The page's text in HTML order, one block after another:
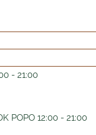
- 21:00
POPO 12:00 - 21:00